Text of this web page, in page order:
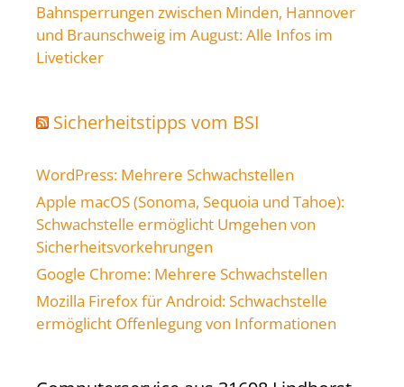
Bahnsperrungen zwischen Minden, Hannover
und Braunschweig im August: Alle Infos im
Liveticker
Sicherheitstipps vom BSI
WordPress: Mehrere Schwachstellen
Apple macOS (Sonoma, Sequoia und Tahoe):
Schwachstelle ermöglicht Umgehen von
Sicherheitsvorkehrungen
Google Chrome: Mehrere Schwachstellen
Mozilla Firefox für Android: Schwachstelle
ermöglicht Offenlegung von Informationen